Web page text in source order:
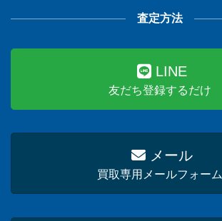
査定方法
LINE
友だち登録するだけ
メール
買取専用メールフォーム